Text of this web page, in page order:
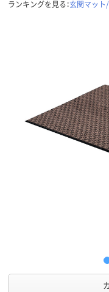
ランキングを見る：玄関マット